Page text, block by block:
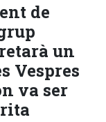
de
un
Vespres
va ser